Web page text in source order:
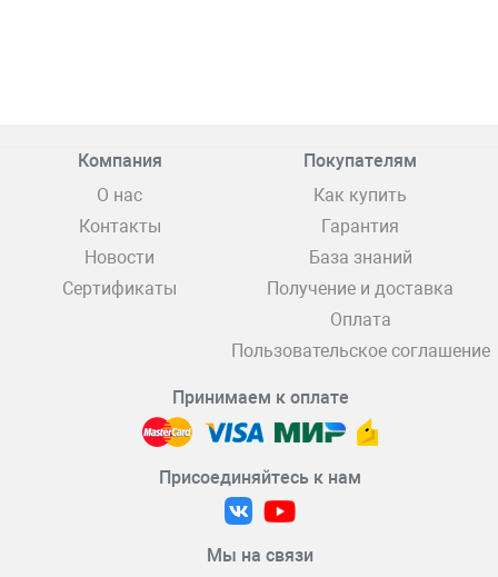
Компания
О нас
Контакты
Новости
Сертификаты
Покупателям
Как купить
Гарантия
База знаний
Получение и доставка
Оплата
Пользовательское соглашение
Принимаем к оплате
Присоединяйтесь к нам
Мы на связи